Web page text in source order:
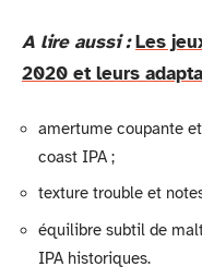
A lire aussi : Les
2020 et leurs
amertume coupante
coast IPA ;
texture trouble et
équilibre subtil de
IPA historiques.